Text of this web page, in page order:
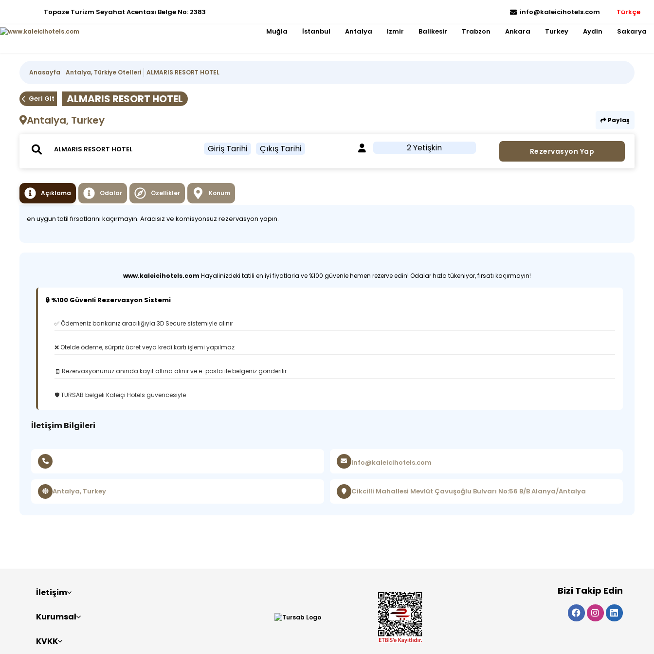
Topaze Turizm Seyahat Acentası Belge No: 2383 info@kaleicihotels.com Türkçe
Muğla İstanbul Antalya Izmir Balikesir Trabzon Ankara Turkey Aydin Sakarya
Anasayfa Antalya, Türkiye Otelleri ALMARIS RESORT HOTEL
Geri Git
ALMARIS RESORT HOTEL
Antalya, Turkey
Paylaş
Giriş Tarihi Çıkış Tarihi 2 Yetişkin Rezervasyon Yap
Açıklama Odalar Özellikler Konum
en uygun tatil fırsatlarını kaçırmayın. Aracısız ve komisyonsuz rezervasyon yapın.
www.kaleicihotels.com Hayalinizdeki tatili en iyi fiyatlarla ve %100 güvenle hemen rezerve edin! Odalar hızla tükeniyor, fırsatı kaçırmayın!
🔒 %100 Güvenli Rezervasyon Sistemi
✅ Ödemeniz bankanız aracılığıyla 3D Secure sistemiyle alınır
❌ Otelde ödeme, sürpriz ücret veya kredi kartı işlemi yapılmaz
🧾 Rezervasyonunuz anında kayıt altına alınır ve e-posta ile belgeniz gönderilir
🛡️ TÜRSAB belgeli Kaleiçi Hotels güvencesiyle
İletişim Bilgileri
info@kaleicihotels.com
Antalya, Turkey Cikcilli Mahallesi Mevlüt Çavuşoğlu Bulvarı No:56 B/B Alanya/Antalya
İletişim
Kurumsal
KVKK
Bizi Takip Edin